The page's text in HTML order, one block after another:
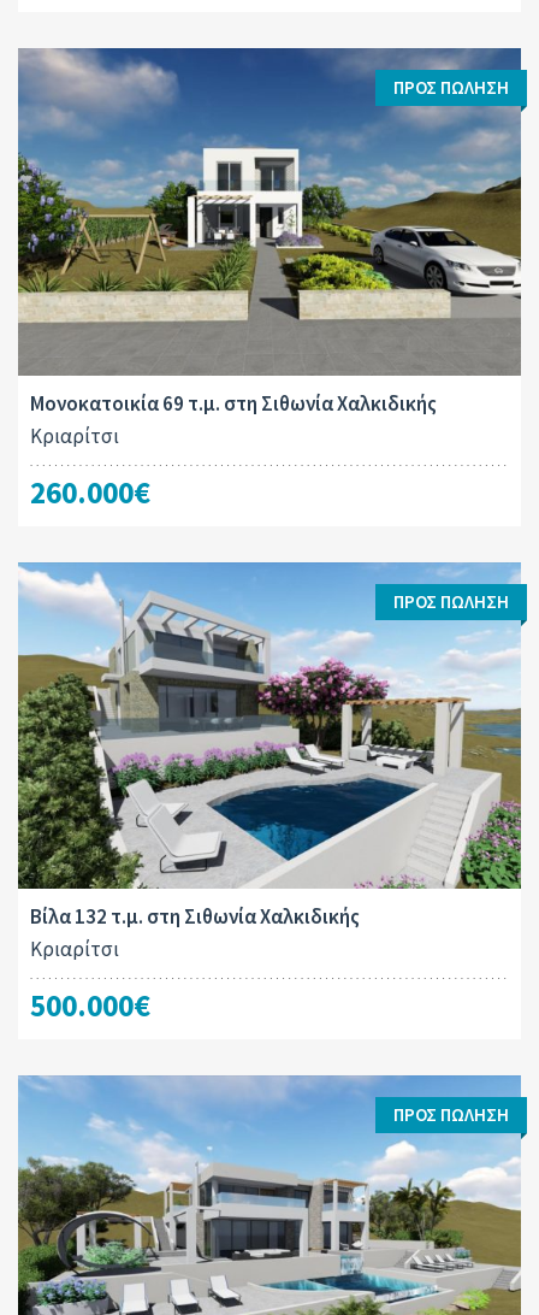
ΠΡΟΣ ΠΏΛΗΣΗ
Μονοκατοικία 69 τ.μ. στη Σιθωνία Χαλκιδικής
Κριαρίτσι
260.000€
ΠΡΟΣ ΠΏΛΗΣΗ
Βίλα 132 τ.μ. στη Σιθωνία Χαλκιδικής
Κριαρίτσι
500.000€
ΠΡΟΣ ΠΏΛΗΣΗ